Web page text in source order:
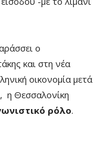
ο
και στη νέα
οικονομία μετά
η Θεσσαλονίκη
ρόλο.